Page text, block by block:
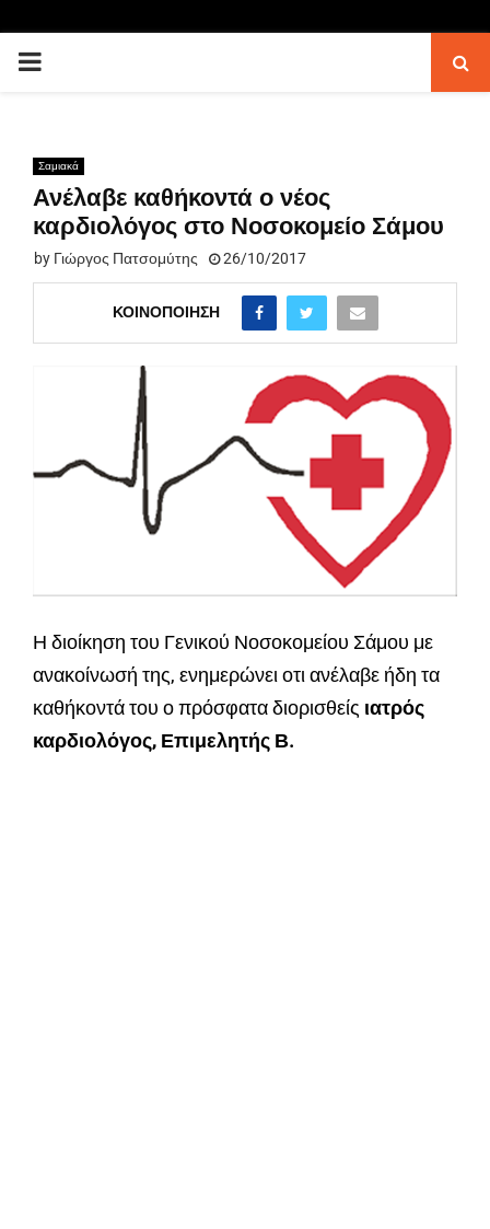
PRIMARY
Σαμιακά
Ανέλαβε καθήκοντά ο νέος
καρδιολόγος στο Νοσοκομείο Σάμου
by Γιώργος Πατσομύτης 26/10/2017
ΚΟΙΝΟΠΟΊΗΣΗ
Η διοίκηση του Γενικού Νοσοκομείου Σάμου με
ανακοίνωσή της, ενημερώνει οτι ανέλαβε ήδη τα
καθήκοντά του ο πρόσφατα διορισθείς ιατρός
καρδιολόγος, Επιμελητής Β.